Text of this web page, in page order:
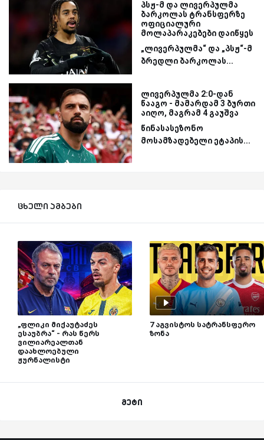
პსჟ-მ და ლივერპულმა
ბარკოლას ტრანსფერზე
ოფიციალური
მოლაპარაკებები დაიწყეს
„ლივერპულმა“ და „პსჟ“-მ
ბრედლი ბარკოლას...
ლივერპულმა 2:0-დან
წააგო - მამარდამ 3 ბურთი
აიღო, მაგრამ 4 გაუშვა
წინასასეზონო
მოსამზადებელი ეტაპის...
ცხელი ამბები
„ფლიკი მიქაუტაძეს
ესაუბრა“ - რას წერს
ვილიარეალთან
დაახლოებული
ჟურნალისტი
7 აგვისტოს სატრანსფერო
ზონა
მეტი